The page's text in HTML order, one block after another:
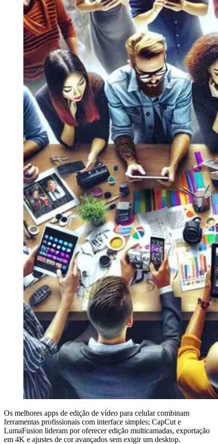
Os melhores apps de edição de vídeo para celular combinam
ferramentas profissionais com interface simples; CapCut e
LumaFusion lideram por oferecer edição multicamadas, exportação
em 4K e ajustes de cor avançados sem exigir um desktop.